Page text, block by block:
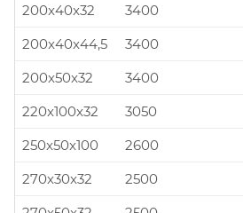
200x40x32
3400
200x40x44,5
3400
200x50x32
3400
220x100x32
3050
250x50x100
2600
270x30x32
2500